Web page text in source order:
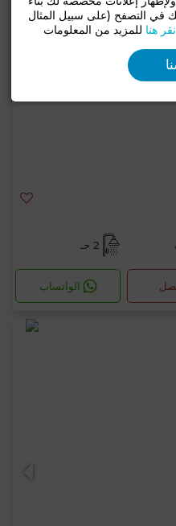
2 حـ
الواتساب
في التصفح (على سبيل المثال
هنا للمزيد من المعلومات